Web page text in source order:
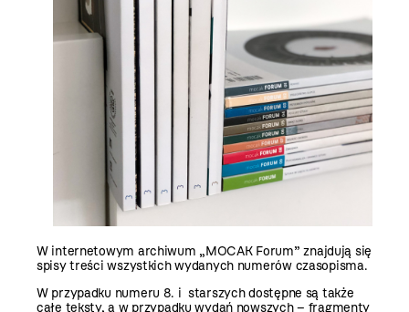
W internetowym archiwum „MOCAK Forum” znajdują się
spisy treści wszystkich wydanych numerów czasopisma.
W przypadku numeru 8. i starszych dostępne są także
całe teksty, a w przypadku wydań nowszych – fragmenty